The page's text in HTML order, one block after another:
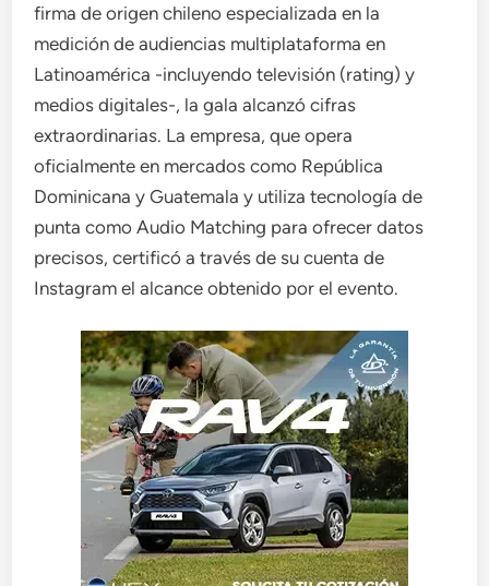
firma de origen chileno especializada en la
medición de audiencias multiplataforma en
Latinoamérica -incluyendo televisión (rating) y
medios digitales-, la gala alcanzó cifras
extraordinarias. La empresa, que opera
oficialmente en mercados como República
Dominicana y Guatemala y utiliza tecnología de
punta como Audio Matching para ofrecer datos
precisos, certificó a través de su cuenta de
Instagram el alcance obtenido por el evento.